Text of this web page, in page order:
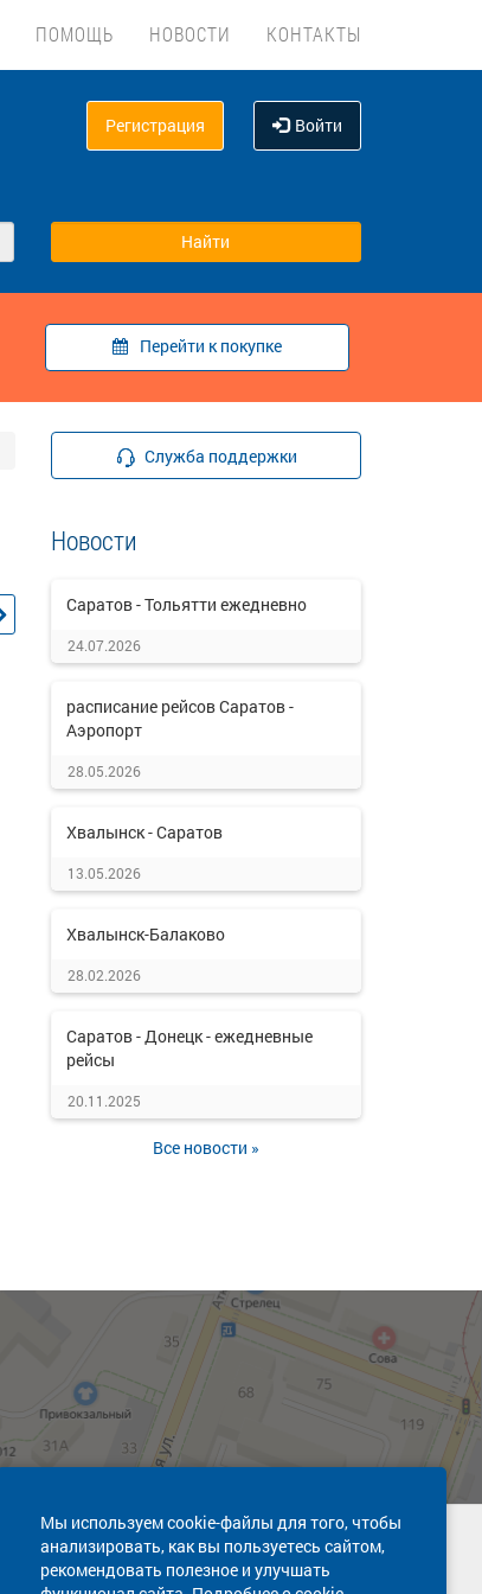
ПОМОЩЬ НОВОСТИ КОНТАКТЫ
Регистрация Войти
Перейти к покупке
Служба поддержки
Новости
Саратов - Тольятти ежедневно
24.07.2026
расписание рейсов Саратов -
Аэропорт
28.05.2026
Хвалынск - Саратов
13.05.2026
Хвалынск-Балаково
28.02.2026
Саратов - Донецк - ежедневные
рейсы
20.11.2025
Все новости »
Мы используем cookie-файлы для того, чтобы
анализировать, как вы пользуетесь сайтом,
рекомендовать полезное и улучшать
Техническая поддержка сайта
8 800 600-03-38